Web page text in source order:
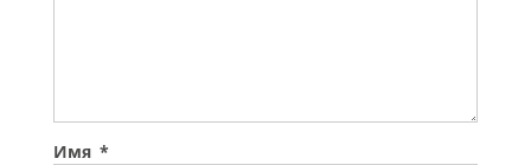
Имя *